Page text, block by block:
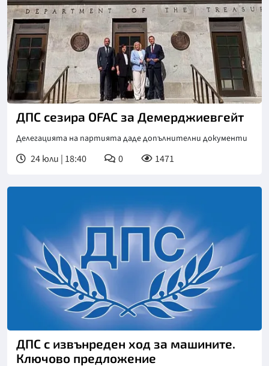
ДПС сезира OFAC за Демерджиевгейт
Делегацията на партията даде допълнителни документи
24 юли | 18:40 0 1471
ДПС с извънреден ход за машините.
Ключово предложение